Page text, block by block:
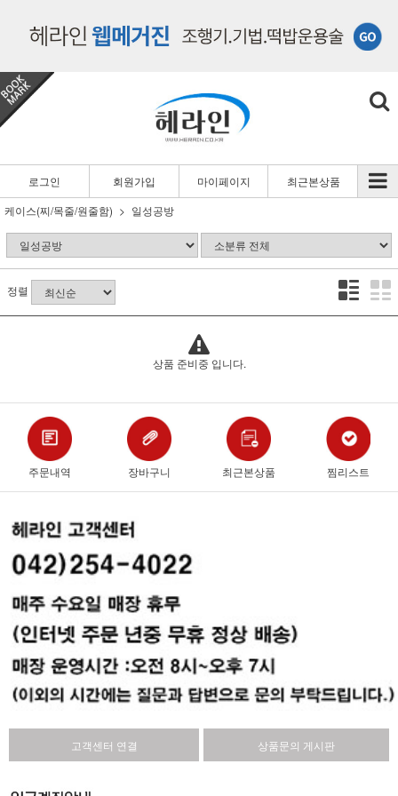
로그인 회원가입 마이페이지
최근본상품
케이스(찌/목줄/원줄함)
일성공방
정렬
상품 준비중 입니다.
주문내역 장바구니 최근본상품 찜리스트
고객센터 연결 상품문의 게시판